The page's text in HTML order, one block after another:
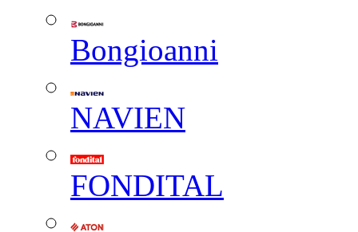
Вongioanni
NAVIEN
FONDITAL